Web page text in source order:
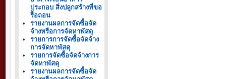
ประกอบ สิ่งปลูกสร้างที่ขอ
รื้อถอน
รายงานผลการจัดซื้อจัด
จ้างหรือการจัดหาพัสดุ
รายการการจัดซื้อจัดจ้าง
การจัดหาพัสดุ
รายการจัดซื้อจัดจ้างการ
จัดหาพัสดุ
รายงานผลการจัดซื้อจัด